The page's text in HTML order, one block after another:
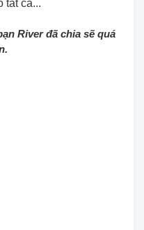
tất cả...
River đã chia sẽ quá